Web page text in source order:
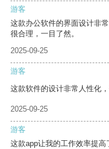
游客
这款办公软件的界面设计非
很合理，一目了然。
2025-09-25
游客
这款软件的设计非常人性化
2025-09-25
游客
这款app让我的工作效率提高